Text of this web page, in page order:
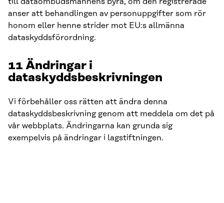
anser att behandlingen av personuppgifter som rör
honom eller henne strider mot EU:s allmänna
dataskyddsförordning.
11 Ändringar i
dataskyddsbeskrivningen
Vi förbehåller oss rätten att ändra denna
dataskyddsbeskrivning genom att meddela om det på
vår webbplats. Ändringarna kan grunda sig
exempelvis på ändringar i lagstiftningen.